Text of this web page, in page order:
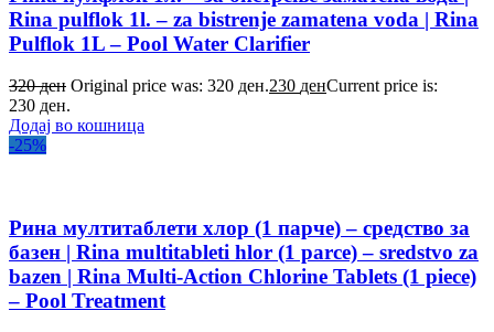
Rina pulflok 1l. – za bistrenje zamatena voda | Rina
Pulflok 1L – Pool Water Clarifier
320ден Original price was: 320 ден.230 денCurrent price is:
230 ден.
Додај во кошница
-25%
Рина мултитаблети хлор (1 парче) – средство за
базен | Rina multitableti hlor (1 parce) – sredstvo za
bazen | Rina Multi-Action Chlorine Tablets (1 piece)
– Pool Treatment